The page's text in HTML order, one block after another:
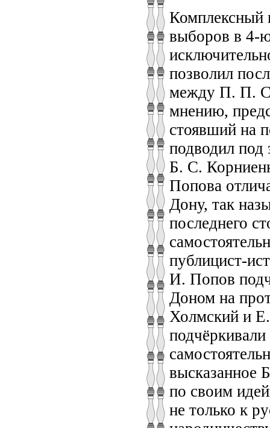
Комплексный
выборов в 4-
позволил
между П. П.
мнению,
стоявший на
подводил под
Б. С.
Попова
Дону, так
последнего
публицист-
И. Попов
Доном на
Холмский и
высказанное
по своим
не только к